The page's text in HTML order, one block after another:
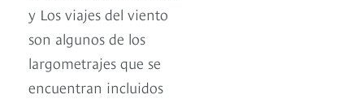
y Los viajes del viento
son algunos de los
largometrajes que se
encuentran incluidos